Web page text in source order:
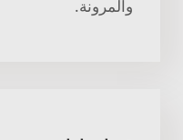
والمرونة.